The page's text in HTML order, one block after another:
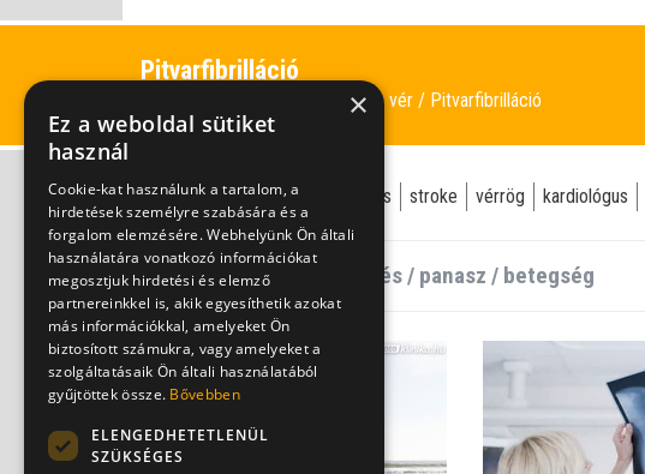
Pitvarfibrilláció
Keringési problémák, vér Pitvarfibrilláció
pitvarfibrilláció véralvadásgátlás stroke vérrög kardiológus
×
Ez a weboldal sütiket
használ
Cookie-kat használunk a tartalom, a
hirdetések személyre szabására és a
forgalom elemzésére. Webhelyünk Ön általi
használatára vonatkozó információkat
megosztjuk hirdetési és elemző
partnereinkkel is, akik egyesíthetik azokat
más információkkal, amelyeket Ön
biztosított számukra, vagy amelyeket a
szolgáltatásaik Ön általi használatából
gyűjtöttek össze. Bővebben
ELENGEDHETETLENÜL
SZÜKSÉGES